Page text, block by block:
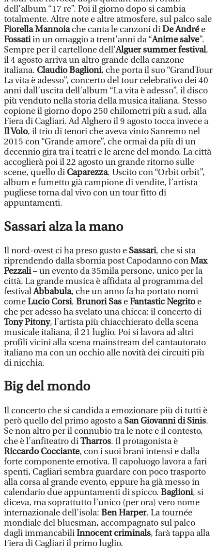
dell’album “17 re”. Poi il giorno dopo si cambia
totalmente. Altre note e altre atmosfere, sul palco sale
Fiorella Mannoiache canta le canzoni diDe Andrée
Fossatiin un omaggio a trent’anni da “Anime salve”.
Sempre per il cartellone dell’Alguer summer festival,
il 4 agosto arriva un altro grande della canzone
italiana. Claudio Baglioni, che porta il suo “GrandTour
La vita è adesso”, concerto del tour celebrativo dei 40
anni dall’uscita dell’album “La vita è adesso”, il disco
più venduto nella storia della musica italiana. Stesso
copione il giorno dopo 250 chilometri più a sud, alla
Fiera di Cagliari. Ad Alghero il 9 agosto tocca invece a
Il Volo, il trio di tenori che aveva vinto Sanremo nel
2015 con “Grande amore”, che ormai da più di un
decennio gira tra i teatri e le arene del mondo. La città
accoglierà poi il 22 agosto un grande ritorno sulle
scene, quello di Caparezza. Uscito con “Orbit orbit”,
album e fumetto già campione di vendite, l’artista
pugliese torna dal vivo con un tour fitto di
appuntamenti.
Sassari alza la mano
Il nord-ovest ci ha preso gusto e Sassari, che si sta
riprendendo dalla sbornia post Capodanno conMax
Pezzali– un evento da 35mila persone, unico per la
città. La grande musica è affidata al programma del
festivalAbbabula, che un anno fa ha portato nomi
comeLucio Corsi, Brunori Sas eFantastic Negritoe
che per adesso ha svelato una chicca: il concerto di
Tony Pitony, l’artista più chiacchierato della scena
musicale italiana, il 21 luglio. Poi si lavora ad altri
profili vicini alla scena mainstream del cantautorato
italiano ma con un occhio alle novità dei circuiti più
di nicchia.
Big del mondo
Il concerto che si candida a emozionare più di tutti è
però quello del primo agosto aSan Giovanni di Sinis.
Se non altro per il connubio tra le note e il contesto,
che è l’anfiteatro diTharros. Il protagonista è
Riccardo Cocciante, con i suoi brani intensi e dalla
forte componente emotiva. Il capoluogo lavora a fari
spenti, Cagliari sembra guardare con poco trasporto
alla corsa al grande evento, eppure ha già messo in
calendario due appuntamenti di spicco. Baglioni, si
diceva, ma soprattutto l’unico (per ora) vero nome
internazionale dell’isola: Ben Harper. La tournée
mondiale del bluesman, accompagnato sul palco
dagli immancabiliInnocent criminals, farà tappa alla
Fiera di Cagliari il primo luglio.